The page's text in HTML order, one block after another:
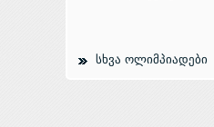
სხვა ოლიმპიადები